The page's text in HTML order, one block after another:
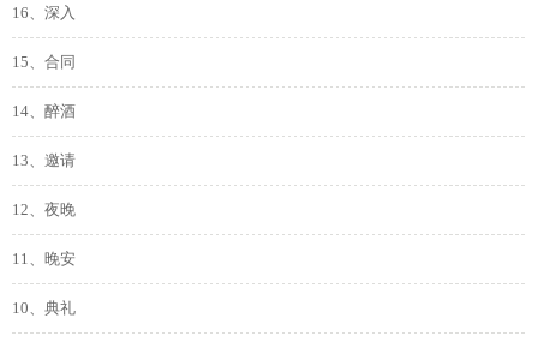
16、深入
15、合同
14、醉酒
13、邀请
12、夜晚
11、晚安
10、典礼